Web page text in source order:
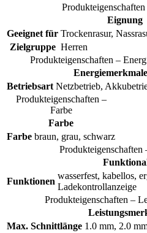
Eignung
Geeignet für Trockenrasur,
Zielgruppe Herren
Produkteigenschaften –
Energiemerkmale
Betriebsart Netzbetrieb,
Produkteigenschaften –
Farbe
Farbe
Farbe braun, grau, schwarz
Produkteigenschaften
Funktionen
wasserfest, kabellos,
Ladekontrollanzeige
Produkteigenschaften –
Max. Schnittlänge 1.0 mm, 2.0